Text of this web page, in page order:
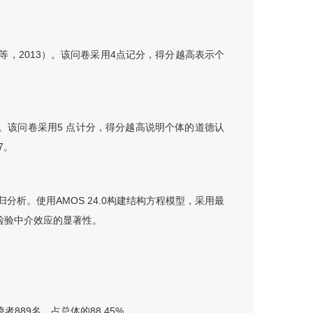
，2013）。该问卷采用4点记分，得分越高表示个
该问卷采用5 点计分，得分越高说明个体的道德认
分析。使用AMOS 24.0构建结构方程模型，采用最
中介效应的显著性。